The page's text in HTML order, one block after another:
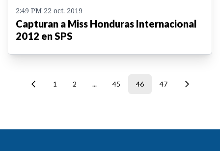
2:49 PM 22 oct. 2019
Capturan a Miss Honduras Internacional
2012 en SPS
1 2 ... 45 46 47